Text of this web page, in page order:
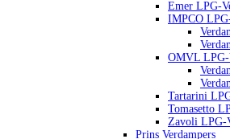
Emer LPG-
IMPCO
OMVL LPG-
Tartarini
Tomasetto
Zavoli LPG-
Prins Verdampers